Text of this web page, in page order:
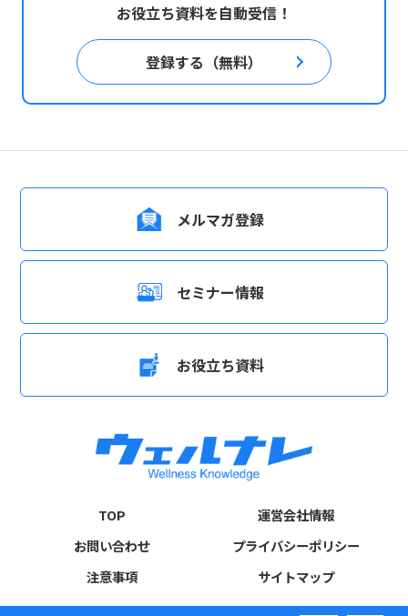
お役立ち資料を自動受信！
登録する（無料）
メルマガ登録
セミナー情報
お役立ち資料
TOP
運営会社情報
お問い合わせ
プライバシーポリシー
注意事項
サイトマップ